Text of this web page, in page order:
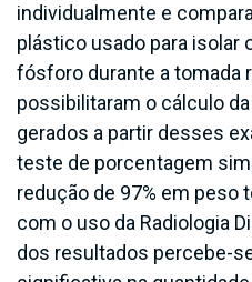
individualmente e
plástico usado para isolar
fósforo durante a tomada
possibilitaram o cálculo
gerados a partir desses
teste de porcentagem
redução de 97% em peso
com o uso da Radiologia
dos resultados percebe-